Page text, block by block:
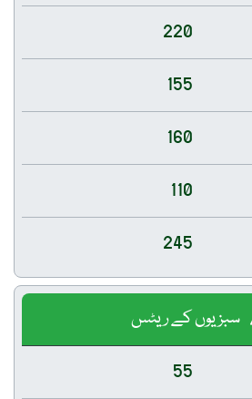
220
155
160
110
245
سبزیوں کے ریٹس
55